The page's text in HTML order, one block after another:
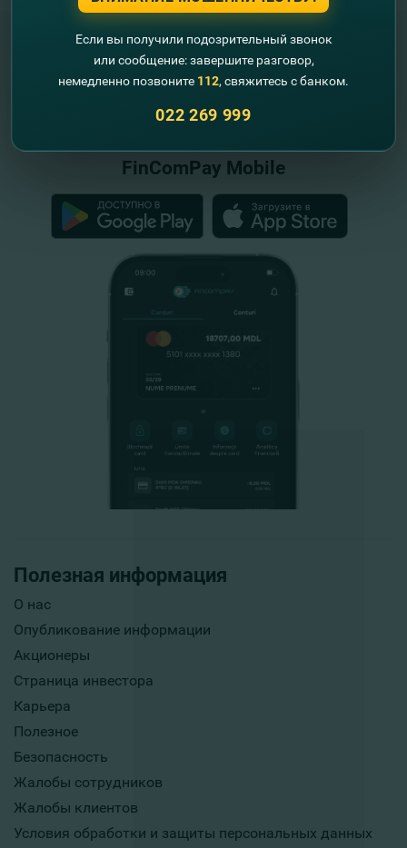
Полезная информация
О нас
Опубликование информации
Акционеры
Страница инвестора
Карьера
Полезное
Безопасность
Жалобы сотрудников
Жалобы клиентов
Условия обработки и защиты персональных данных
"FinComBank" S.A. является членом
Республики Молдова
FinComPay Mobile
Если вы получили подозрительный звонок
или сообщение: завершите разговор,
немедленно позвоните 112, свяжитесь с банком.
022 269 999